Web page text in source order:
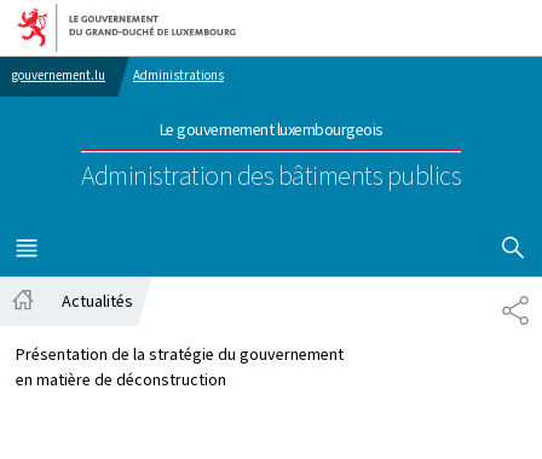
Aller au menu principal
Aller au contenu
gouvernement.lu Administrations
Le gouvernement luxembourgeois
Administration des bâtiments publics
MENU
PRINCIPAL
Actualités
Présentation de la stratégie du gouvernement
en matière de déconstruction